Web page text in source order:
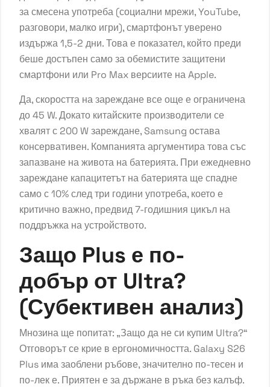
за смесена употреба (социални мрежи, YouTube,
разговори, малко игри), смартфонът уверено
издържа 1,5-2 дни. Това е показател, който преди
беше достъпен само за обемистите защитени
смартфони или Pro Max версиите на Apple.
Да, скоростта на зареждане все още е ограничена
до 45 W. Докато китайските производители се
хвалят с 200 W зареждане, Samsung остава
консервативен. Компанията аргументира това със
запазване на живота на батерията. При ежедневно
зареждане капацитетът на батерията ще спадне
само с 10% след три години употреба, което е
критично важно, предвид 7-годишния цикъл на
поддръжка на устройството.
Защо Plus е по-
добър от Ultra?
(Субективен анализ)
Мнозина ще попитат: „Защо да не си купим Ultra?“
Отговорът се крие в ергономичността. Galaxy S26
Plus има заоблени ръбове, значително по-тесен и
по-лек е. Приятен е за държане в ръка без калъф.